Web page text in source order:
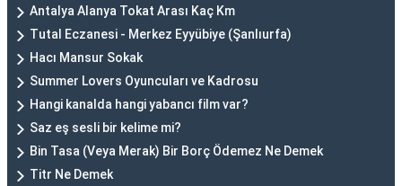
Antalya Alanya Tokat Arası Kaç Km
Tutal Eczanesi - Merkez Eyyübiye (Şanlıurfa)
Hacı Mansur Sokak
Summer Lovers Oyuncuları ve Kadrosu
Hangi kanalda hangi yabancı film var?
Saz eş sesli bir kelime mi?
Bin Tasa (Veya Merak) Bir Borç Ödemez Ne Demek
Titr Ne Demek